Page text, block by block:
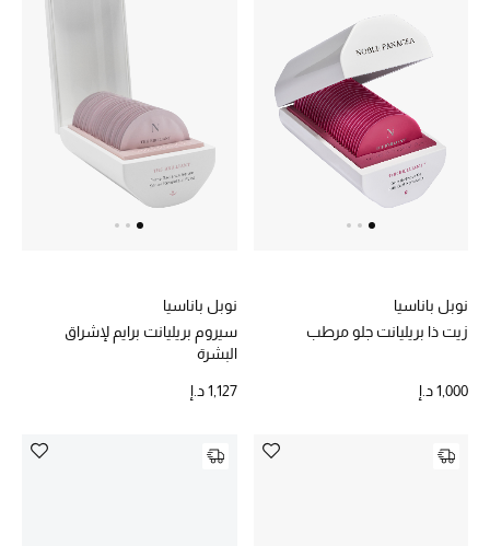
الأطفال
مستلزمات المنزل
نسوقوا أحدث ما وصلنا
نوبل باناسيا
زيت ذا بريليانت جلو مرطب
1,000 د.إ
نوبل باناسيا
سيروم بريليانت برايم لإشراق
البشرة
1,127 د.إ